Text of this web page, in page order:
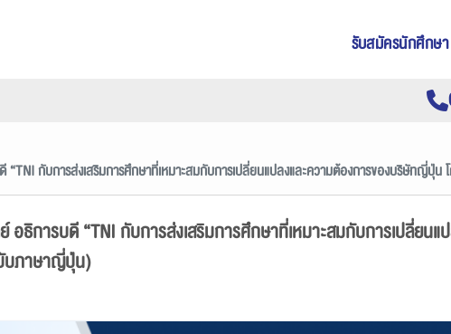
รับสมัครนักศึกษา
กับการส่งเสริมการศึกษาที่เหมาะสมกับการเปลี่ยนแปลงและความต้องการของบริษัทญี่ปุ่
ธิการบดี “TNI กับการส่งเสริมการศึกษาที่เหมาะสมกับการเปลี่ยน
บภาษาญี่ปุ่น)